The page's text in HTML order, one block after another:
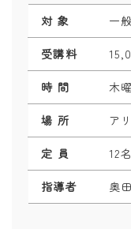
対 象 一般
受講料
時 間 木
場 所 ア
定 員 12名
指導者 奥